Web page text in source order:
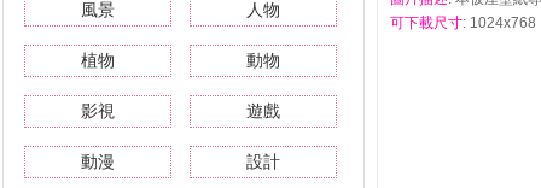
風景 人物
植物 動物
影視 遊戲
動漫 設計
可下載尺寸: